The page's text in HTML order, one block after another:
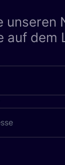
unseren
auf dem